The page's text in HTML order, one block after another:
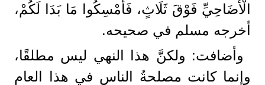
الْأَضَاحِيِّ فَوْقَ ثَلَاثٍ، فَأَمْسِكُوا مَا بَدَا لَكُمْ،
أخرجه مسلم في صحيحه.
وأضافت: ولكنَّ هذا النهي ليس مطلقًا،
وإنما كانت مصلحةُ الناس في هذا العام